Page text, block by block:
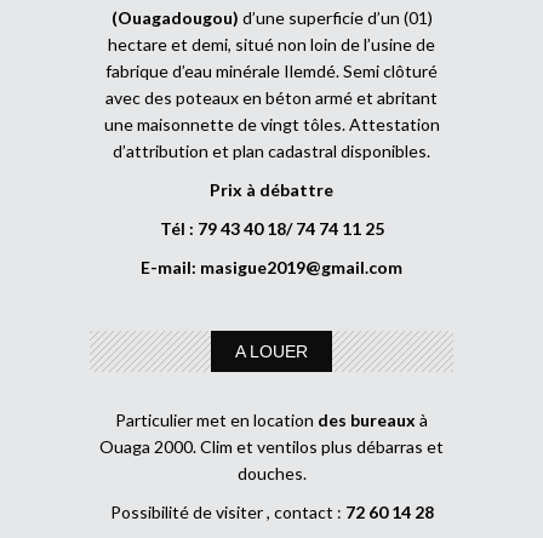
(Ouagadougou) d’une superficie d’un (01)
hectare et demi, situé non loin de l’usine de
fabrique d’eau minérale Ilemdé. Semi clôturé
avec des poteaux en béton armé et abritant
une maisonnette de vingt tôles. Attestation
d’attribution et plan cadastral disponibles.
Prix à débattre
Tél : 79 43 40 18/ 74 74 11 25
E-mail: masigue2019@gmail.com
A LOUER
Particulier met en location des bureaux à
Ouaga 2000. Clim et ventilos plus débarras et
douches.
Possibilité de visiter , contact : 72 60 14 28